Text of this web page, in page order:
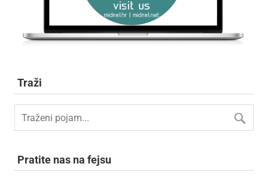
Traži
Pratite nas na fejsu